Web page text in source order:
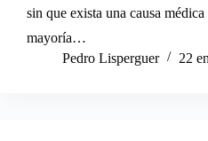
sin que exista una causa
mayoría…
Pedro Lisperguer
22